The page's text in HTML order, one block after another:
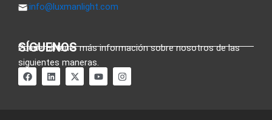
:info@luxmanlight.com
SÍGUENOS
Puede obtener más información sobre nosotros de las
siguientes maneras.
F
a
c
L
i
n
X
-
t
Y
o
u
I
n
s